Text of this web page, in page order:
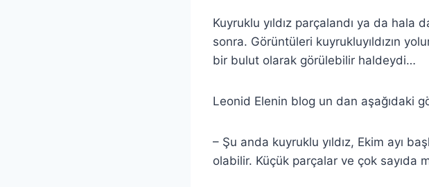
Kuyruklu yıldız parçalandı ya da hala
sonra. Görüntüleri kuyrukluyıldızın
bir bulut olarak görülebilir haldeydi…
Leonid Elenin blog un dan aşağıdaki
– Şu anda kuyruklu yıldız, Ekim ayı
olabilir. Küçük parçalar ve çok sayıda